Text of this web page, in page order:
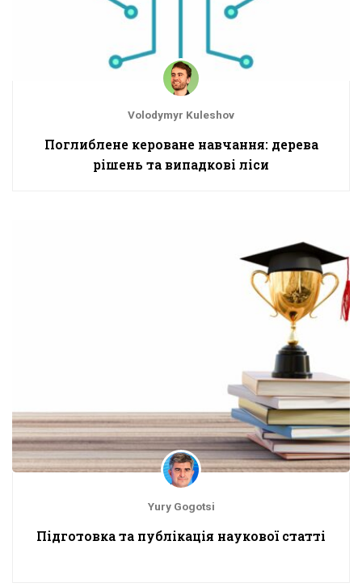
Volodymyr Kuleshov
Поглиблене кероване навчання: дерева
рішень та випадкові ліси
Yury Gogotsi
Підготовка та публікація наукової статті